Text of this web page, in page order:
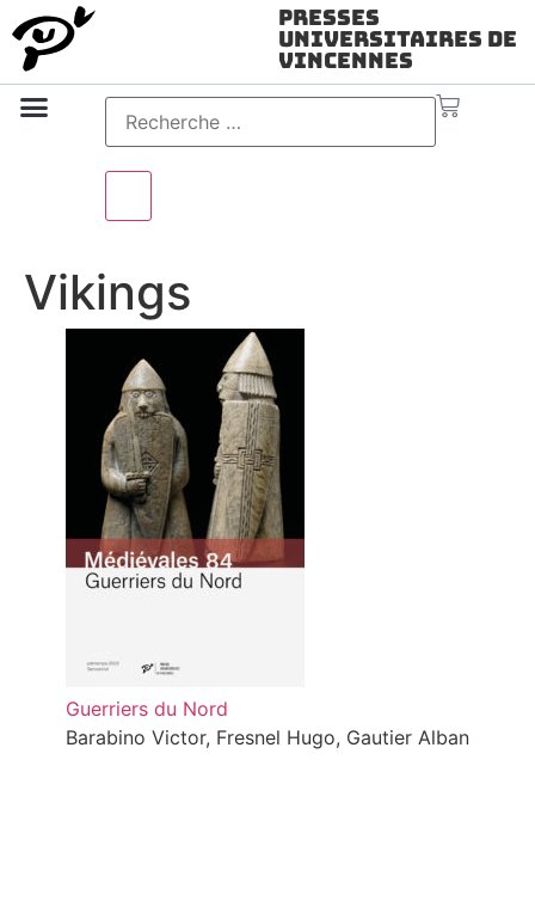
Presses
Universitaires de
Vincennes
Vikings
Guerriers du Nord
Barabino Victor, Fresnel Hugo, Gautier Alban